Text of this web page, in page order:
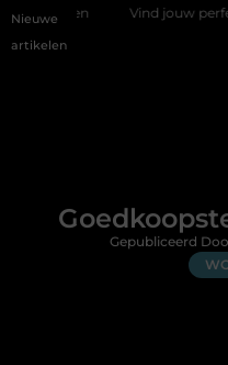
Nieuwe
artikelen
Vind jouw perfecte AC
Gepubliceerd